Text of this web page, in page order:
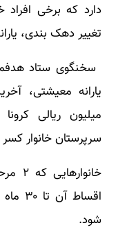
دارد که برخی افراد
تغییر دهک بندی،
سرپرستان خانوار
شود.